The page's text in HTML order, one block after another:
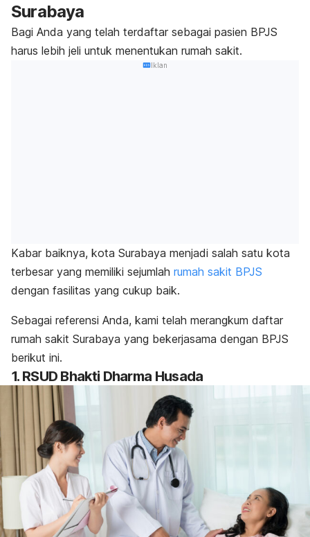
Surabaya
Bagi Anda yang telah terdaftar sebagai pasien BPJS
harus lebih jeli untuk menentukan rumah sakit.
Iklan
Kabar baiknya, kota Surabaya menjadi salah satu kota
terbesar yang memiliki sejumlah rumah sakit BPJS
dengan fasilitas yang cukup baik.
Sebagai referensi Anda, kami telah merangkum daftar
rumah sakit Surabaya yang bekerjasama dengan BPJS
berikut ini.
1. RSUD Bhakti Dharma Husada